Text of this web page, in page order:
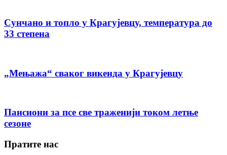
Сунчано и топло у Крагујевцу, температура до
33 степена
„Мењажа“ сваког викенда у Крагујевцу
Пансиони за псе све траженији током летње
сезоне
Пратите нас